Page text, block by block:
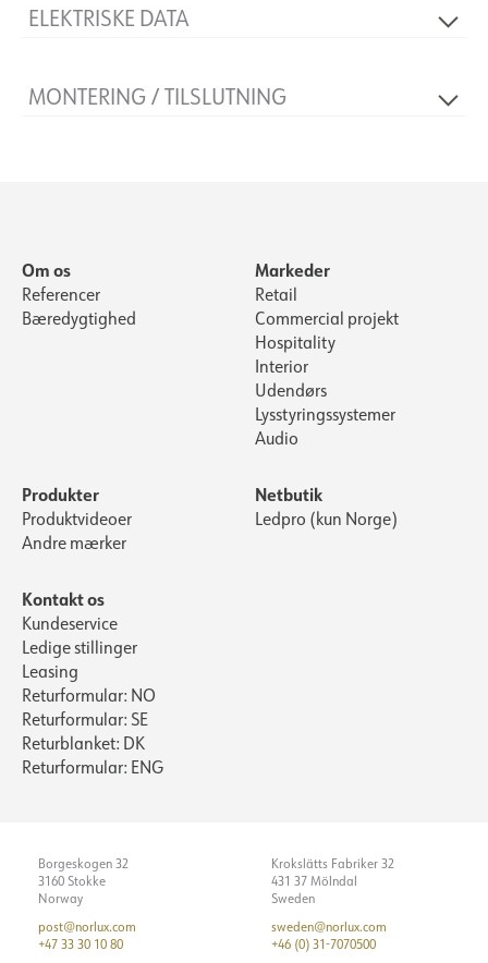
ELEKTRISKE DATA
Spænding [V] 230V 50Hz
MONTERING / TILSLUTNING
Om os
Referencer
Bæredygtighed
Markeder
Retail
Commercial projekt
Hospitality
Interior
Udendørs
Lysstyringssystemer
Audio
Produkter
Produktvideoer
Andre mærker
Netbutik
Ledpro (kun Norge)
Kontakt os
Kundeservice
Ledige stillinger
Leasing
Returformular: NO
Returformular: SE
Returblanket: DK
Returformular: ENG
Borgeskogen 32
3160 Stokke
Norway
post@norlux.com
+47 33 30 10 80
Krokslätts Fabriker 32
431 37 Mölndal
Sweden
sweden@norlux.com
+46 (0) 31-7070500